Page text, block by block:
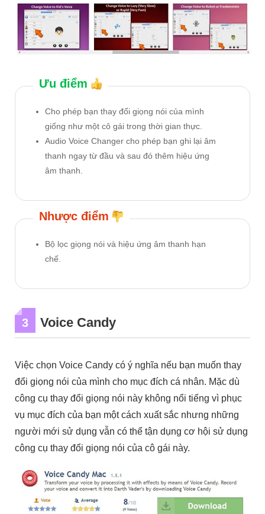
Ưu điểm
Cho phép bạn thay đổi giọng nói của mình
giống như một cô gái trong thời gian thực.
Audio Voice Changer cho phép bạn ghi lại âm
thanh ngay từ đầu và sau đó thêm hiệu ứng
âm thanh.
Nhược điểm
Bộ lọc giọng nói và hiệu ứng âm thanh hạn
chế.
3 Voice Candy
Việc chọn Voice Candy có ý nghĩa nếu bạn muốn thay
đổi giọng nói của mình cho mục đích cá nhân. Mặc dù
công cụ thay đổi giọng nói này không nổi tiếng vì phục
vụ mục đích của bạn một cách xuất sắc nhưng những
người mới sử dụng vẫn có thể tận dụng cơ hội sử dụng
công cụ thay đổi giọng nói của cô gái này.